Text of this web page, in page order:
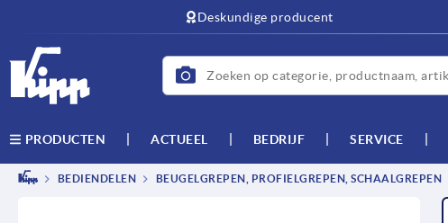
Deskundige producent
PRODUCTEN ACTUEEL BEDRIJF SERVICE
BEDIENDELEN BEUGELGREPEN, PROFIELGREPEN, SCHAALGREPEN